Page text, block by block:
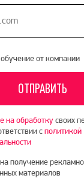
от компании
ОТПРАВИТЬ
на обработкусвоих
сполитикой
получение
материалов